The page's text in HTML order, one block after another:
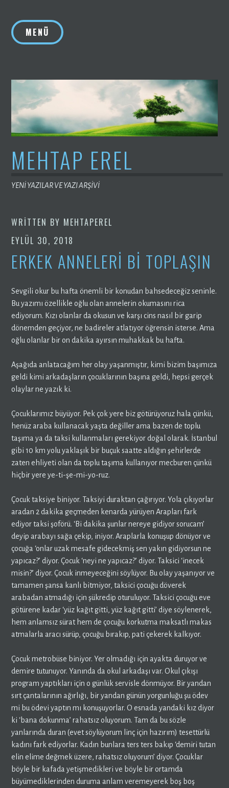
MENÜ
MEHTAP EREL
YENİ YAZILAR VE YAZI ARŞİVİ
WRITTEN BY MEHTAPEREL
EYLÜL 30, 2018
ERKEK ANNELERİ Bİ TOPLAŞIN
Sevgili okur bu hafta önemli bir konudan bahsedeceğiz seninle.
Bu yazımı özellikle oğlu olan annelerin okumasını rica
ediyorum. Kızı olanlar da okusun ve karşı cins nasıl bir garip
dönemden geçiyor, ne badireler atlatıyor öğrensin isterse. Ama
oğlu olanlar bir on dakika ayırsın muhakkak bu hafta.
Aşağıda anlatacağım her olay yaşanmıştır, kimi bizim başımıza
geldi kimi arkadaşların çocuklarının başına geldi, hepsi gerçek
olaylar ne yazık ki.
Çocuklarımız büyüyor. Pek çok yere biz götürüyoruz hala çünkü,
henüz araba kullanacak yaşta değiller ama bazen de toplu
taşıma ya da taksi kullanmaları gerekiyor doğal olarak. İstanbul
gibi 10 km yolu yaklaşık bir buçuk saatte aldığın şehirlerde
zaten ehliyeti olan da toplu taşıma kullanıyor mecburen çünkü
hiçbir yere ye-ti-şe-mi-yo-ruz.
Çocuk taksiye biniyor. Taksiyi duraktan çağırıyor. Yola çıkıyorlar
aradan 2 dakika geçmeden kenarda yürüyen Arapları fark
ediyor taksi şoförü. ‘Bi dakika şunlar nereye gidiyor sorucam’
deyip arabayı sağa çekip, iniyor. Araplarla konuşup dönüyor ve
çocuğa ‘onlar uzak mesafe gidecekmiş sen yakın gidiyorsun ne
yapıcaz?’ diyor. Çocuk ‘neyi ne yapıcaz?’ diyor. Taksici ‘inecek
misin?’ diyor. Çocuk inmeyeceğini söylüyor. Bu olay yaşanıyor ve
tamamen şansa kanlı bitmiyor, taksici çocuğu döverek
arabadan atmadığı için şükredip oturuluyor. Taksici çocuğu eve
götürene kadar ‘yüz kağıt gitti, yüz kağıt gitti’ diye söylenerek,
hem anlamsız sürat hem de çocuğu korkutma maksatlı makas
atmalarla aracı sürüp, çocuğu bırakıp, pati çekerek kalkıyor.
Çocuk metrobüse biniyor. Yer olmadığı için ayakta duruyor ve
demire tutunuyor. Yanında da okul arkadaşı var. Okul çıkışı
program yaptıkları için o günlük servisle dönmüyor. Bir yandan
sırt çantalarının ağırlığı, bir yandan günün yorgunluğu şu ödev
mi bu ödevi yaptın mı konuşuyorlar. O esnada yandaki kız diyor
ki ‘bana dokunma’ rahatsız oluyorum. Tam da bu sözle
yanlarında duran (evet söylüyorum linç için hazırım) tesettürlü
kadını fark ediyorlar. Kadın bunlara ters ters bakıp ‘demiri tutan
elin elime değmek üzere, rahatsız oluyorum’ diyor. Çocuklar
böyle bir kafada yetişmedikleri ve böyle bir ortamda
büyümediklerinden duruma anlam veremeyerek boş boş